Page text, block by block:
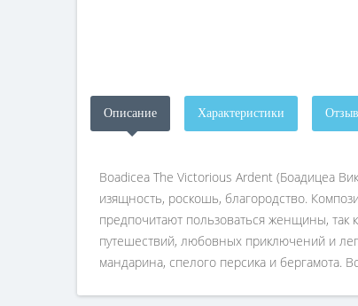
Описание Характеристики
Boadicea The Victorious Ardent (Боадицеа
изящность, роскошь, благородство.
предпочитают пользоваться женщины, так
путешествий, любовных приключений и
мандарина, спелого персика и бергамота.